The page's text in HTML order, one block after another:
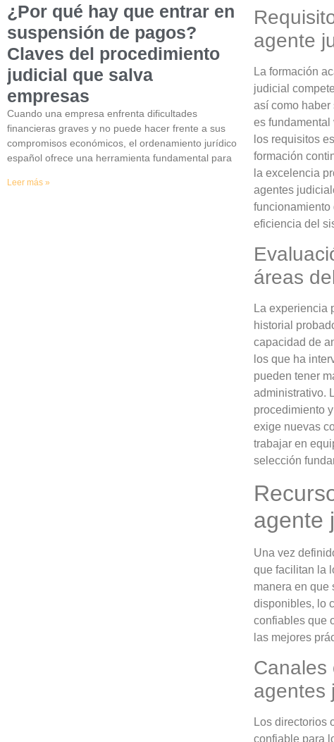
¿Por qué hay que entrar en
suspensión de pagos?
Claves del procedimiento
judicial que salva
empresas
Cuando una empresa enfrenta dificultades
financieras graves y no puede hacer frente a sus
compromisos económicos, el ordenamiento jurídico
español ofrece una herramienta fundamental para
Leer más »
agente
La formación
judicial
así como haber
es fundamental
los requisitos
formación
la excelencia
agentes
funcionamiento
eficiencia del
áreas
La experiencia
historial
capacidad de
los que ha
pueden tener
administrativo.
procedimiento
exige nuevas
trabajar en
selección
agente
Una vez
que facilitan la
manera en que
disponibles, lo
confiables que
las mejores
Canales
agentes
Los directorios
confiable para